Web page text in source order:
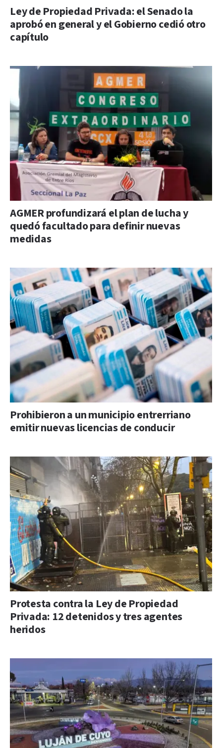
Ley de Propiedad Privada: el Senado la
aprobó en general y el Gobierno cedió otro
capítulo
AGMER profundizará el plan de lucha y
quedó facultado para definir nuevas
medidas
Prohibieron a un municipio entrerriano
emitir nuevas licencias de conducir
Protesta contra la Ley de Propiedad
Privada: 12 detenidos y tres agentes
heridos